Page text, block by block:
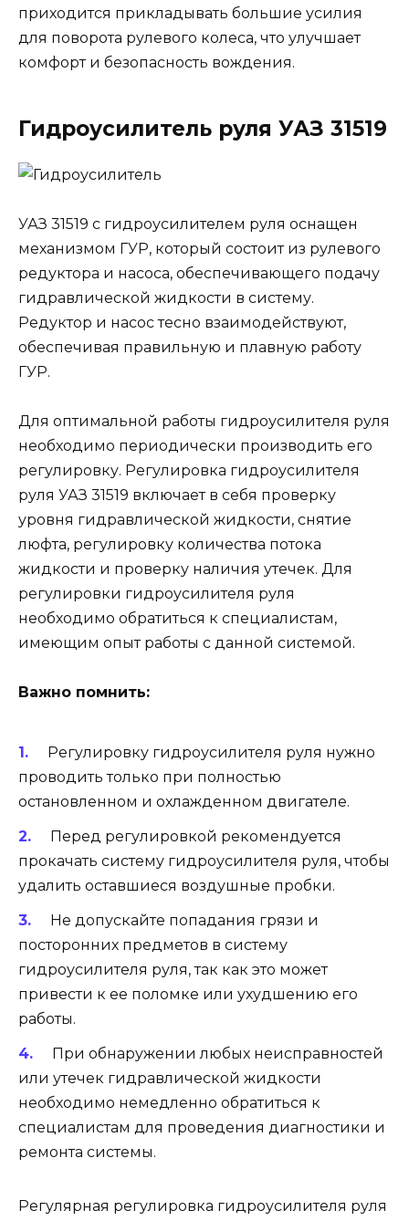
приходится прикладывать большие усилия
для поворота рулевого колеса, что улучшает
комфорт и безопасность вождения.
Гидроусилитель руля УАЗ 31519
УАЗ 31519 с гидроусилителем руля оснащен
механизмом ГУР, который состоит из рулевого
редуктора и насоса, обеспечивающего подачу
гидравлической жидкости в систему.
Редуктор и насос тесно взаимодействуют,
обеспечивая правильную и плавную работу
ГУР.
Для оптимальной работы гидроусилителя руля
необходимо периодически производить его
регулировку. Регулировка гидроусилителя
руля УАЗ 31519 включает в себя проверку
уровня гидравлической жидкости, снятие
люфта, регулировку количества потока
жидкости и проверку наличия утечек. Для
регулировки гидроусилителя руля
необходимо обратиться к специалистам,
имеющим опыт работы с данной системой.
Важно помнить:
Регулировку гидроусилителя руля нужно
проводить только при полностью
остановленном и охлажденном двигателе.
Перед регулировкой рекомендуется
прокачать систему гидроусилителя руля, чтобы
удалить оставшиеся воздушные пробки.
Не допускайте попадания грязи и
посторонних предметов в систему
гидроусилителя руля, так как это может
привести к ее поломке или ухудшению его
работы.
При обнаружении любых неисправностей
или утечек гидравлической жидкости
необходимо немедленно обратиться к
специалистам для проведения диагностики и
ремонта системы.
Регулярная регулировка гидроусилителя руля